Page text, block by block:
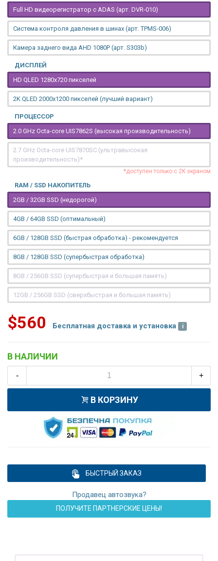
Full HD видеорегистратор с ADAS (арт. DVR-010)
Система контроля давления в шинах (арт. TPMS-006)
Камера заднего вида AHD 1080P (арт. S303b)
ДИСПЛЕЙ
HD QLED 1280x720 пикселей
2K QLED 2000х1200 пикселей (лучший вариант)
ПРОЦЕССОР
2.0 GHz Octa-core UIS7862S (высокая производительность)
2.7 GHz Octa-core UIS7870SC (ультравысокая
производительность)*
*доступен только с 2K экраном
RAM / SSD НАКОПИТЕЛЬ
2GB / 32GB SSD (недорогой)
4GB / 64GB SSD (оптимальный)
6GB / 128GB SSD (быстрая обработка) - рекомендуется
8GB / 128GB SSD (супербыстрая обработка)
8GB / 256GB SSD (супербыстрая и большая память)
12GB / 256GB SSD (сверхбыстрая и большая память)
$560 Бесплатная доставка и установка
В НАЛИЧИИ
- +
В КОРЗИНУ
БЫСТРЫЙ ЗАКАЗ
Продавец автозвука?
ПОЛУЧИТЕ ПАРТНЕРСКИЕ ЦЕНЫ!